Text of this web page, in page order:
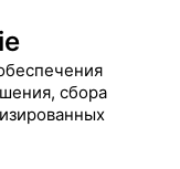
сбора